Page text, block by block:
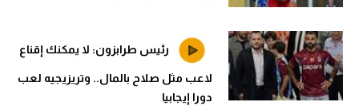
رئيس طرابزون: لا يمكنك إقناع
لاعب مثل صلاح بالمال.. وتريزيجيه لعب
دورا إيجابيا